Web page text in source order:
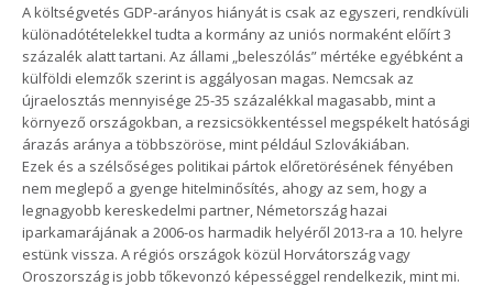
A költségvetés GDP-arányos hiányát is csak az egyszeri, rendkívüli
különadótételekkel tudta a kormány az uniós normaként előírt 3
százalék alatt tartani. Az állami „beleszólás” mértéke egyébként a
külföldi elemzők szerint is aggályosan magas. Nemcsak az
újraelosztás mennyisége 25-35 százalékkal magasabb, mint a
környező országokban, a rezsicsökkentéssel megspékelt hatósági
árazás aránya a többszöröse, mint például Szlovákiában.
Ezek és a szélsőséges politikai pártok előretörésének fényében
nem meglepő a gyenge hitelminősítés, ahogy az sem, hogy a
legnagyobb kereskedelmi partner, Németország hazai
iparkamarájának a 2006-os harmadik helyéről 2013-ra a 10. helyre
estünk vissza. A régiós országok közül Horvátország vagy
Oroszország is jobb tőkevonzó képességgel rendelkezik, mint mi.